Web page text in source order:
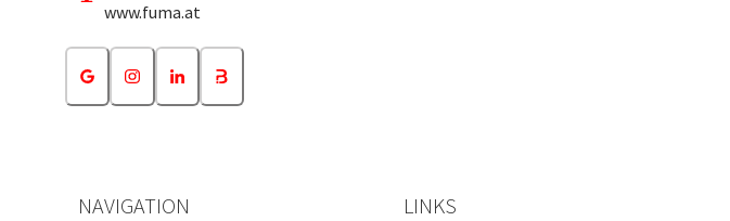
www.fuma.at
NAVIGATION LINKS